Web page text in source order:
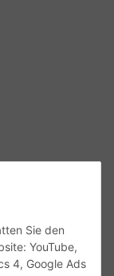
Sie den
YouTube,
4, Google Ads